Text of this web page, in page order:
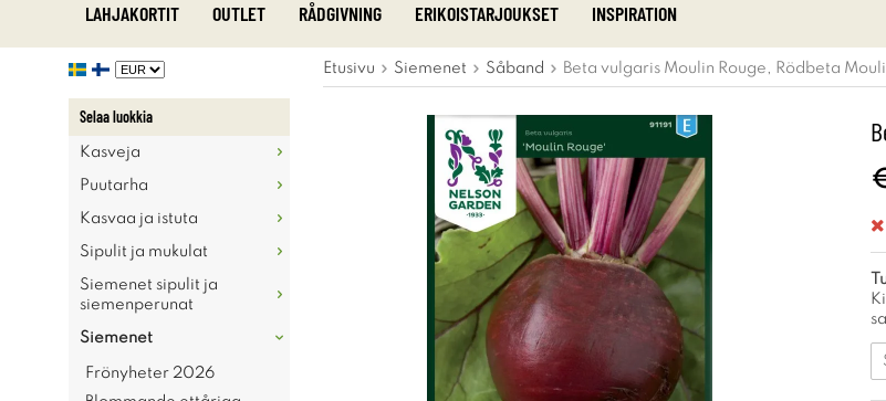
LAHJAKORTIT OUTLET RÅDGIVNING ERIKOISTARJOUKSET INSPIRATION
Selaa luokkia
Kasveja
Puutarha
Kasvaa ja istuta
Sipulit ja mukulat
Siemenet sipulit ja
siemenperunat
Siemenet
Frönyheter 2026
Etusivu Siemenet Såband Beta vulgaris Moulin Rouge, Rödbeta